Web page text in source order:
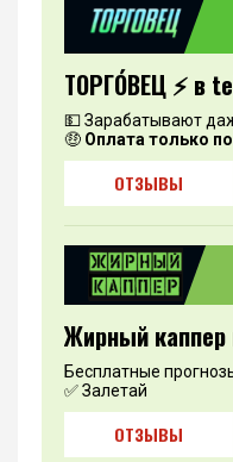
ТОРГО́ВЕЦ ⚡️ в
💵 Зарабатывают
🤑 Оплата только
ОТЗЫВЫ
Жирный
Бесплатные
✅ Залетай
ОТЗЫВЫ